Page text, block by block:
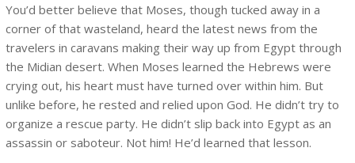
You’d better believe that Moses, though tucked away in a
corner of that wasteland, heard the latest news from the
travelers in caravans making their way up from Egypt through
the Midian desert. When Moses learned the Hebrews were
crying out, his heart must have turned over within him. But
unlike before, he rested and relied upon God. He didn’t try to
organize a rescue party. He didn’t slip back into Egypt as an
assassin or saboteur. Not him! He’d learned that lesson.